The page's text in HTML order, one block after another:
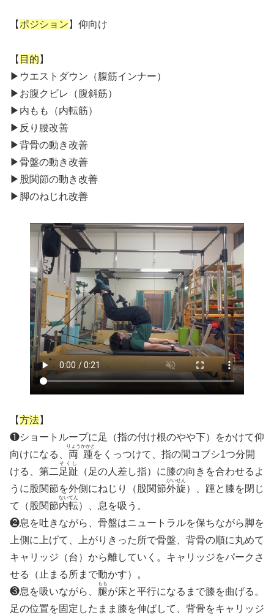
【 ポジション 】仰向け
【 目的 】
▶︎ウエストダウン（腹筋インナー）
▶︎お腹クビレ（腹斜筋）
▶︎内もも（内転筋）
▶︎反り腰改善
▶︎背骨の動き改善
▶︎骨盤の動き改善
▶︎股関節の動き改善
▶︎脚のねじれ改善
【方法】
❶ショートループに足（指の付け根のやや下）をかけて仰
向けになる、 両踵
りょうかかと
をくっつけて、指の間コブシ1つ分開
ける、第二足趾
そくし
（足の人差し指）に膝の向きを合わせるよ
うに股関節を外側にねじり（股関節外旋
がいせん
）、踵と膝を閉じ
て（股関節内転
ないてん
）、息を吸う。
❷息を吐きながら、骨盤はニュートラルを保ちながら脚を
上側に上げて、上がりきった所で骨盤、背骨の順に丸めて
キャリッジ（台）から離していく。キャリッジをパークさ
せる（止まる所まで動かす）。
❸息を吸いながら、 腿
もも
が床と平行になるまで膝を曲げる。
足の位置を固定したまま膝を伸ばして、背骨をキャリッジ